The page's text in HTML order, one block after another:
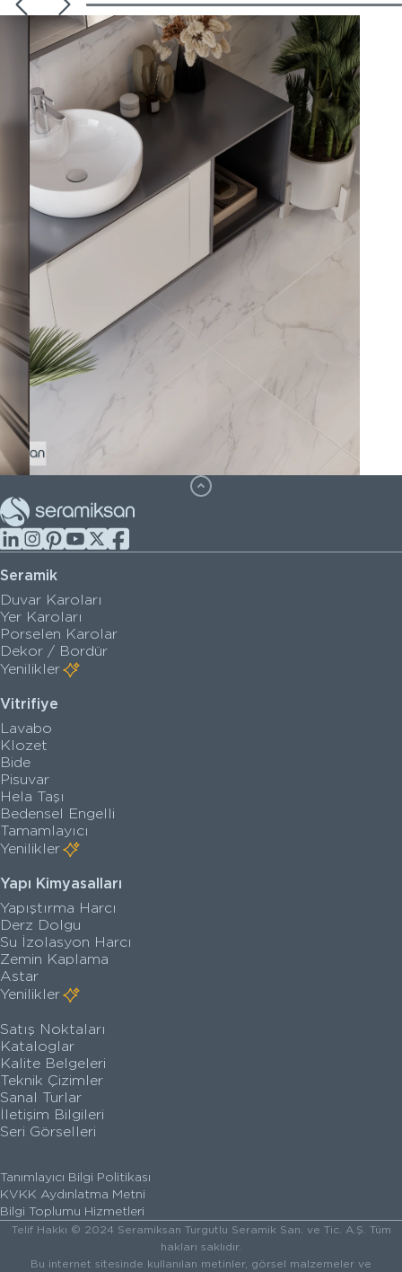
Seramik
Duvar Karoları
Yer Karoları
Porselen Karolar
Dekor / Bordür
Yenilikler
Vitrifiye
Lavabo
Klozet
Bide
Pisuvar
Hela Taşı
Bedensel Engelli
Tamamlayıcı
Yenilikler
Yapı Kimyasalları
Yapıştırma Harcı
Derz Dolgu
Su İzolasyon Harcı
Zemin Kaplama
Astar
Yenilikler
Satış Noktaları
Kataloglar
Kalite Belgeleri
Teknik Çizimler
Sanal Turlar
İletişim Bilgileri
Seri Görselleri
Tanımlayıcı Bilgi Politikası
KVKK Aydınlatma Metni
Bilgi Toplumu Hizmetleri
Telif Hakkı © 2024 Seramiksan Turgutlu Seramik San. ve Tic. A.Ş. Tüm
hakları saklıdır.
Bu internet sitesinde kullanılan metinler, görsel malzemeler ve